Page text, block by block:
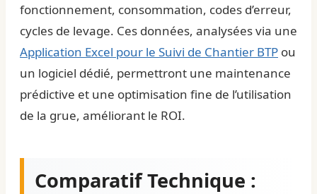
fonctionnement, consommation, codes d’erreur,
cycles de levage. Ces données, analysées via une
Application Excel pour le Suivi de Chantier BTP ou
un logiciel dédié, permettront une maintenance
prédictive et une optimisation fine de l’utilisation
de la grue, améliorant le ROI.
Comparatif Technique :